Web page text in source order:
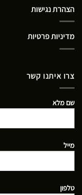
הצהרת נגישות
מדיניות פרטיות
צרו איתנו קשר
שם מלא
מייל
טלפון